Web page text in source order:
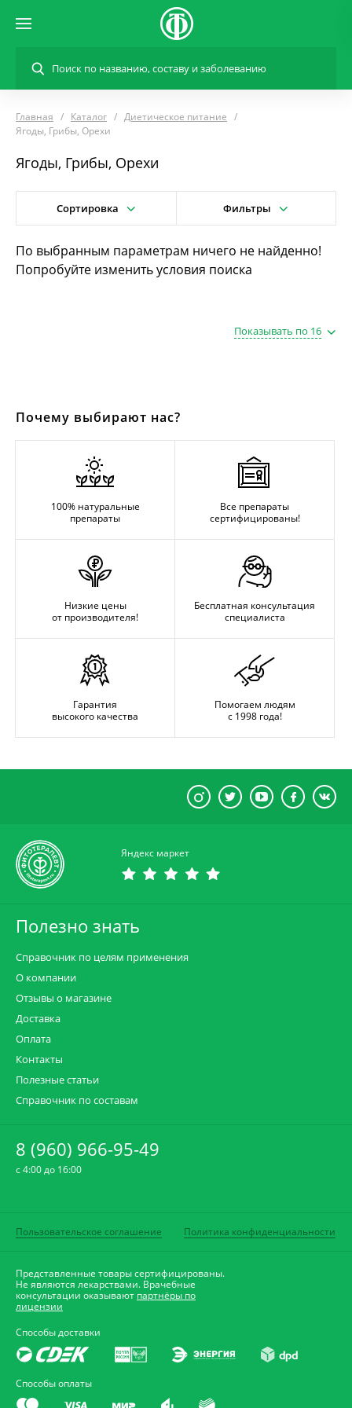
Главная Каталог
Диетическое питание
Ягоды, Грибы, Орехи
Ягоды, Грибы, Орехи
Сортировка Фильтры
По выбранным параметрам ничего не найденно!
Попробуйте изменить условия поиска
Показывать по 16
Почему выбирают нас?
100% натуральные
препараты
Все препараты
сертифицированы!
Низкие цены
от производителя!
Бесплатная консультация
специалиста
Гарантия
высокого качества
Помогаем людям
с 1998 года!
Яндекс маркет
Полезно знать
Справочник по целям применения
О компании
Отзывы о магазине
Доставка
Оплата
Контакты
Полезные статьи
Справочник по составам
8 (960) 966-95-49
c 4:00 до 16:00
Пользовательское соглашение Политика конфиденциальности
Представленные товары сертифицированы.
Не являются лекарствами. Врачебные
консультации оказывают партнёры по
лицензии
Способы доставки
Способы оплаты